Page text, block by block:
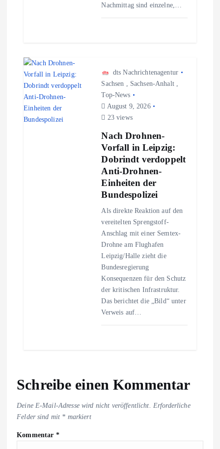
o
n
Nachmittag sind einzelne,…
dts Nachrichtenagentur
Sachsen , Sachsen-Anhalt,
Top-News
August 9, 2026
23 views
Nach Drohnen-
Vorfall in Leipzig:
Dobrindt verdoppelt
Anti-Drohnen-
Einheiten der
Bundespolizei
Als direkte Reaktion auf den
vereitelten Sprengstoff-
Anschlag mit einer Semtex-
Drohne am Flughafen
Leipzig/Halle zieht die
Bundesregierung
Konsequenzen für den Schutz
der kritischen Infrastruktur.
Das berichtet die „Bild“ unter
Verweis auf…
Schreibe einen Kommentar
Deine E-Mail-Adresse wird nicht veröffentlicht.
Erforderliche
Felder sind mit * markiert
Kommentar *